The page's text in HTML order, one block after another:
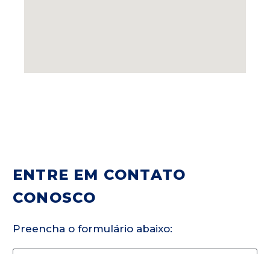
ENTRE EM CONTATO
CONOSCO
Preencha o formulário abaixo: